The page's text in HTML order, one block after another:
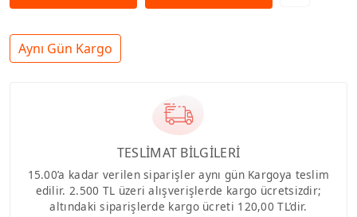
Aynı Gün Kargo
TESLİMAT BİLGİLERİ
15.00’a kadar verilen siparişler aynı gün Kargoya teslim
edilir. 2.500 TL üzeri alışverişlerde kargo ücretsizdir;
altındaki siparişlerde kargo ücreti 120,00 TL’dir.